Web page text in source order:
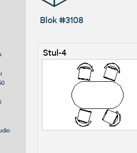
Blok #3108
Stul-4